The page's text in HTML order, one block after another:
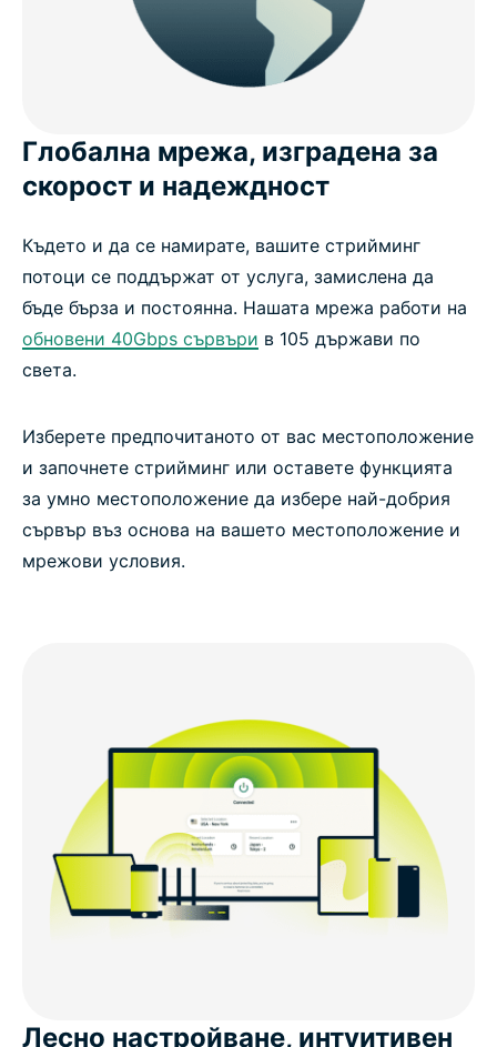
Глобална мрежа, изградена за
скорост и надеждност
Където и да се намирате, вашите стрийминг
потоци се поддържат от услуга, замислена да
бъде бърза и постоянна. Нашата мрежа работи на
обновени 40Gbps сървъри в 105 държави по
света.
Изберете предпочитаното от вас местоположение
и започнете стрийминг или оставете функцията
за умно местоположение да избере най-добрия
сървър въз основа на вашето местоположение и
мрежови условия.
Лесно настройване, интуитивен